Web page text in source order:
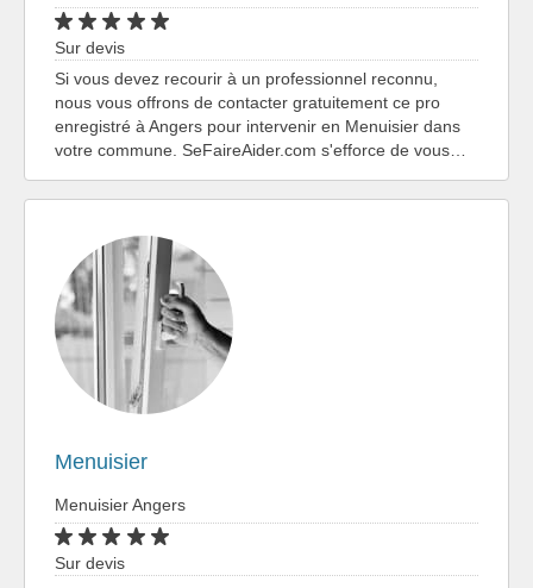
Sur devis
Si vous devez recourir à un professionnel reconnu,
nous vous offrons de contacter gratuitement ce pro
enregistré à Angers pour intervenir en Menuisier dans
votre commune. SeFaireAider.com s'efforce de vous…
Menuisier
Menuisier Angers
Sur devis